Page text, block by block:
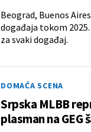
Beograd, Buenos
događaja tokom
za svaki događaj.
DOMAĆA SCENA
Srpska MLBB
plasman na GEG